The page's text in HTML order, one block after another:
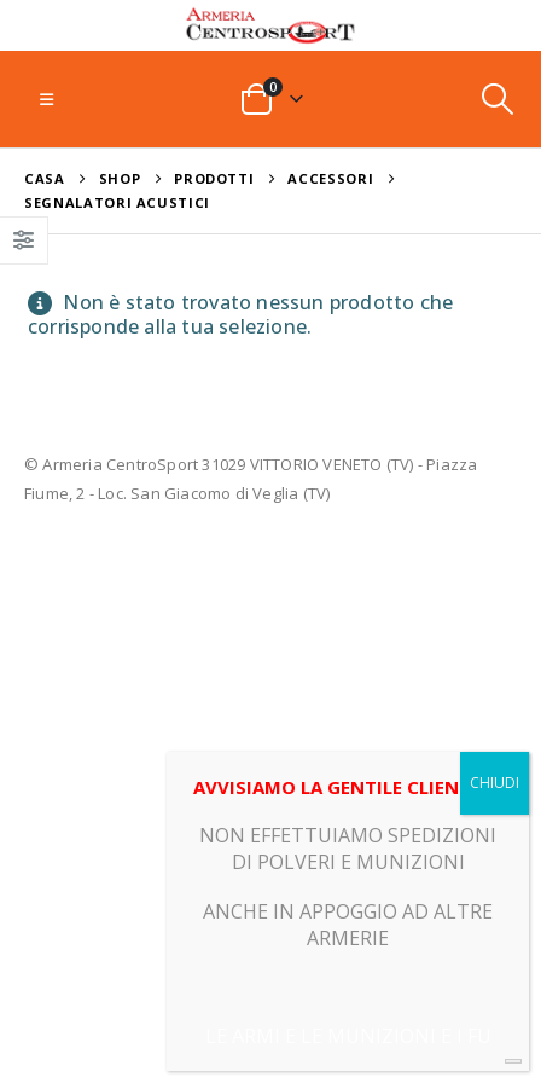
0
CASA SHOP PRODOTTI
ACCESSORI
SEGNALATORI ACUSTICI
Non è stato trovato nessun prodotto che
corrisponde alla tua selezione.
© Armeria CentroSport 31029 VITTORIO VENETO (TV) - Piazza
Fiume, 2 - Loc. San Giacomo di Veglia (TV)
AVVISIAMO LA GENTILE CLIENTELA
NON EFFETTUIAMO SPEDIZIONI
DI POLVERI E MUNIZIONI
ANCHE IN APPOGGIO AD ALTRE
ARMERIE